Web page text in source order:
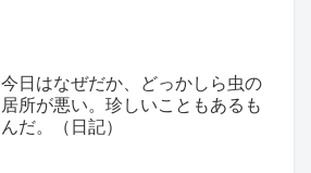
今日はなぜだか、どっかしら虫の
居所が悪い。珍しいこともあるも
んだ。（日記）